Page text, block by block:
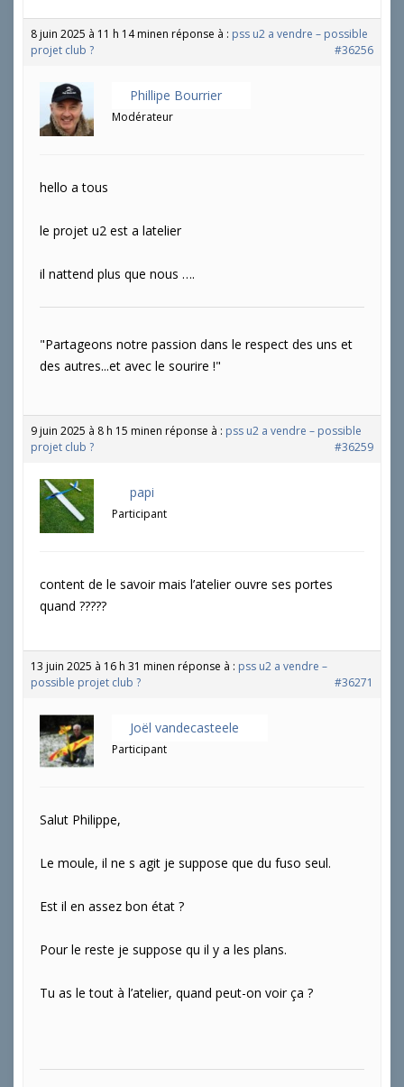
8 juin 2025 à 11 h 14 minen réponse à : pss u2 a vendre – possible
projet club ?
#36256
Phillipe Bourrier
Modérateur
hello a tous
le projet u2 est a latelier
il nattend plus que nous ….
"Partageons notre passion dans le respect des uns et
des autres...et avec le sourire !"
9 juin 2025 à 8 h 15 minen réponse à : pss u2 a vendre – possible
projet club ?
#36259
papi
Participant
content de le savoir mais l’atelier ouvre ses portes
quand ?????
13 juin 2025 à 16 h 31 minen réponse à : pss u2 a vendre –
possible projet club ?
#36271
Joël vandecasteele
Participant
Salut Philippe,
Le moule, il ne s agit je suppose que du fuso seul.
Est il en assez bon état ?
Pour le reste je suppose qu il y a les plans.
Tu as le tout à l’atelier, quand peut-on voir ça ?